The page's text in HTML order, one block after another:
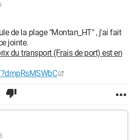
de la plage "Montan_HT" , j'ai fait
jointe.
du transport (Frais de port) est en